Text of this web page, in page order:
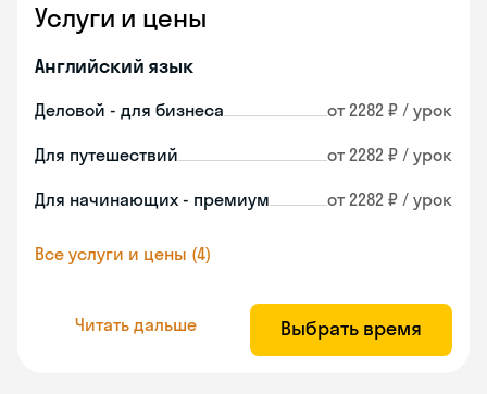
Услуги и цены
Английский язык
Деловой - для бизнеса от 2282 ₽ / урок
Для путешествий от 2282 ₽ / урок
Для начинающих - премиум от 2282 ₽ / урок
Все услуги и цены (4)
Читать дальше Выбрать время